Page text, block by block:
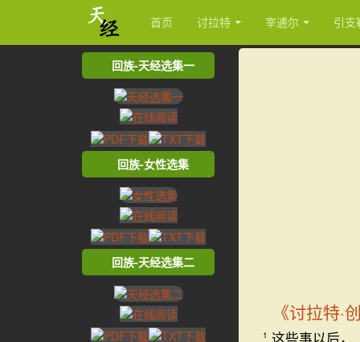
首页 讨拉特 宰逋尔 引支
《讨拉特·
1 这些事以后，
回族-天经选集一
回族-女性选集
回族-天经选集二